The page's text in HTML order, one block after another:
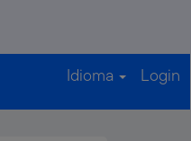
Idioma Login